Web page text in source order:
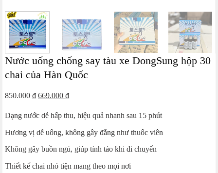
Nước uống chống say tàu xe DongSung hộp 30
chai của Hàn Quốc
850.000₫ Giá
là:
850.000 ₫.
669.000 ₫Giá
tại
là:
Dạng nước dễ hấp thu, hiệu quả nhanh sau 15 phút
Hương vị dễ uống, không gây đắng như thuốc viên
Không gây buồn ngủ, giúp tỉnh táo khi di chuyển
Thiết kế chai nhỏ tiện mang theo mọi nơi